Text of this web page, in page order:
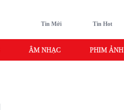
Tin Mới Tin Hot
ÂM NHẠC PHIM ẢNH